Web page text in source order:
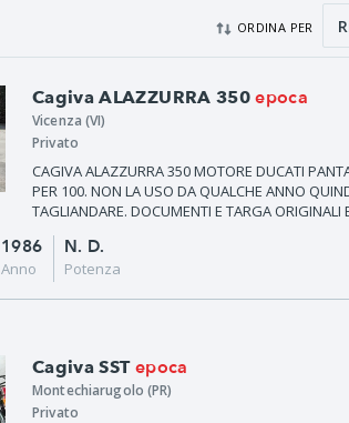
ORDINA PER
Cagiva ALAZZURRA 350 epoca
Vicenza (VI)
Privato
CAGIVA ALAZZURRA 350 MOTORE DUCATI
PER 100. NON LA USO DA QUALCHE ANNO
TAGLIANDARE. DOCUMENTI E TARGA ORIGINALI
1986
Anno
N. D.
Potenza
Cagiva SST epoca
Montechiarugolo (PR)
Privato